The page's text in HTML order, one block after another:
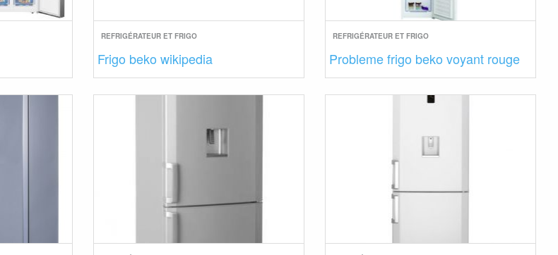
REFRIGÉRATEUR ET FRIGO
Frigo beko wikipedia
REFRIGÉRATEUR ET FRIGO
Probleme frigo beko voyant rouge